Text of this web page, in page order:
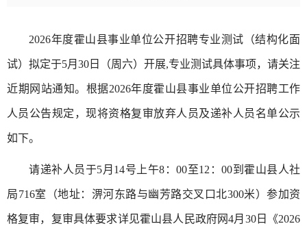
2026年度霍山县事业单位公开招聘专业测试（结构化面
试）拟定于5月30日（周六）开展,专业测试具体事项，请关注
近期网站通知。根据2026年度霍山县事业单位公开招聘工作
人员公告规定，现将资格复审放弃人员及递补人员名单公示
如下。
请递补人员于5月14号上午8：00至12：00到霍山县人社
局716室（地址：淠河东路与幽芳路交叉口北300米）参加资
格复审，复审具体要求详见霍山县人民政府网4月30日《2026